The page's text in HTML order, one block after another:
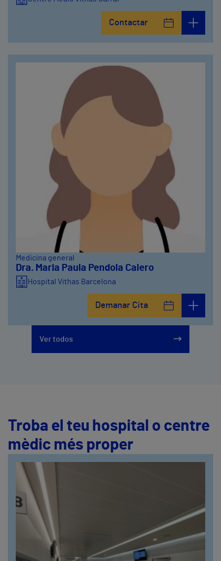
Contactar
Medicina general
Dra. Maria Paula Pendola Calero
Hospital Vithas Barcelona
Demanar Cita
Ver todos
Troba el teu hospital o centre
mèdic més proper